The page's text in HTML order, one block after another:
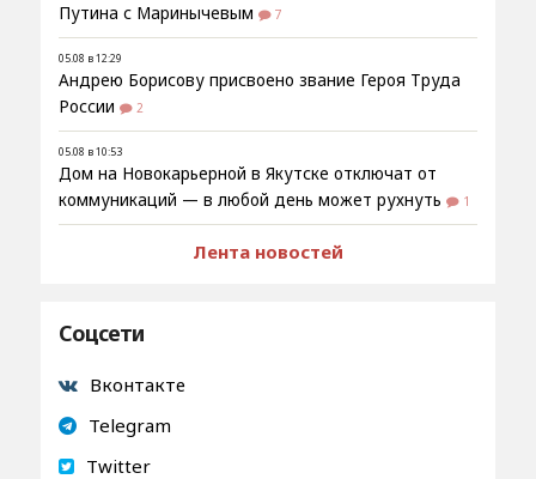
Путина с Маринычевым
7
05.08 в 12:29
Андрею Борисову присвоено звание Героя Труда
России
2
05.08 в 10:53
Дом на Новокарьерной в Якутске отключат от
коммуникаций — в любой день может рухнуть
1
Лента новостей
Соцсети
Вконтакте
Telegram
Twitter